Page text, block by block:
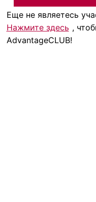
Еще не являетесь
Нажмите здесь ,
AdvantageCLUB!